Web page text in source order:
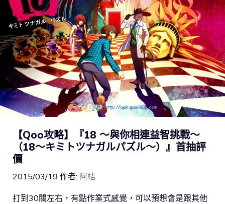
【Qoo攻略】『18 ～與你相連益智挑戰～
（18～キミトツナガルパズル～）』首抽評
價
2015/03/19 作者: 阿桔
打到30關左右，有點作業式感覺，可以預想會是跟其他